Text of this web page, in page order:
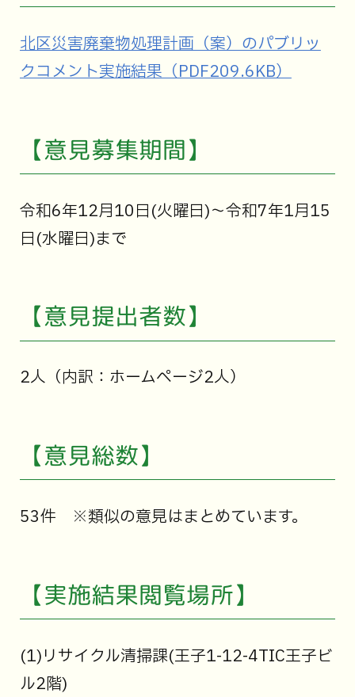
北区災害廃棄物処理計画（案）のパブリッ
クコメント実施結果（PDF209.6KB）
【意見募集期間】
令和6年12月10日(火曜日)～令和7年1月15
日(水曜日)まで
【意見提出者数】
2人（内訳：ホームページ2人）
【意見総数】
53件 ※類似の意見はまとめています。
【実施結果閲覧場所】
(1)リサイクル清掃課(王子1-12-4TIC王子ビ
ル2階)